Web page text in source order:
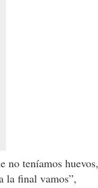
no teníamos huevos,
la final vamos”,